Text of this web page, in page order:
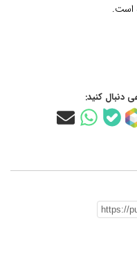
است.
دنبال کنید: